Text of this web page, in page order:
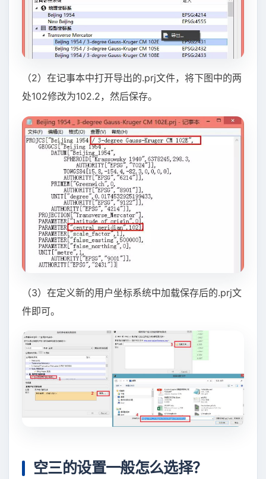
（2）在记事本中打开导出的.prj文件，将下图中的两
处102修改为102.2，然后保存。
（3）在定义新的用户坐标系统中加载保存后的.prj文
件即可。
空三的设置一般怎么选择？